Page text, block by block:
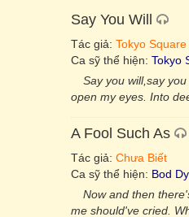
Say You Will
Tác giả: Tokyo Square
Ca sỹ thể hiện: Tokyo
Say you will,say
open my eyes. Into
A Fool Such As
Tác giả: Chưa Biết
Ca sỹ thể hiện: Bod
Now and then
me should've cried.